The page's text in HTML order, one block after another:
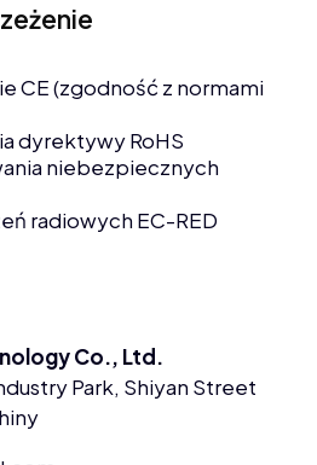
CE (zgodność z normami
dyrektywy RoHS
niebezpiecznych
radiowych EC-RED
Co., Ltd.
Park, Shiyan Street